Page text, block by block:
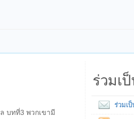
บทที่3 พวกเขามี
ร่วมเ
ร่วมเ